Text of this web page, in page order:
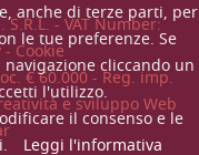
anche di terze parti, per
le tue preferenze. Se
cliccando un
l'utilizzo.
il consenso e le
Leggi l'informativa
- VAT Number:
-Cookie
€ 60.000 - Reg. imp.
e sviluppo Web